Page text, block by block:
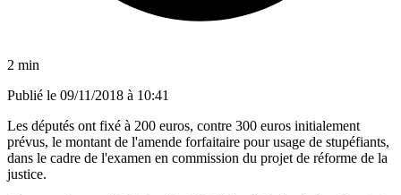
2 min
Publié le 09/11/2018 à 10:41
Les députés ont fixé à 200 euros, contre 300 euros initialement
prévus, le montant de l'amende forfaitaire pour usage de stupéfiants,
dans le cadre de l'examen en commission du projet de réforme de la
justice.